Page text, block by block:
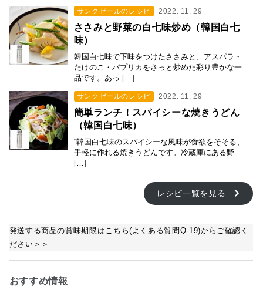
サンクゼールのレシピ 2022. 11. 29
ささみと野菜の白七味炒め（韓国白七
味）
韓国白七味で下味をつけたささみと、アスパラ・
たけのこ・パプリカをさっと炒めた彩り豊かな一
品です。あっ […]
サンクゼールのレシピ 2022. 11. 29
簡単ランチ！スパイシーな焼きうどん
（韓国白七味）
“韓国白七味のスパイシーな風味が食欲をそそる、
手軽に作れる焼きうどんです。冷蔵庫にある野
[…]
レシピ一覧を見る
発送する商品の賞味期限はこちら(よくある質問Q.19)からご確認く
ださい＞＞
おすすめ情報